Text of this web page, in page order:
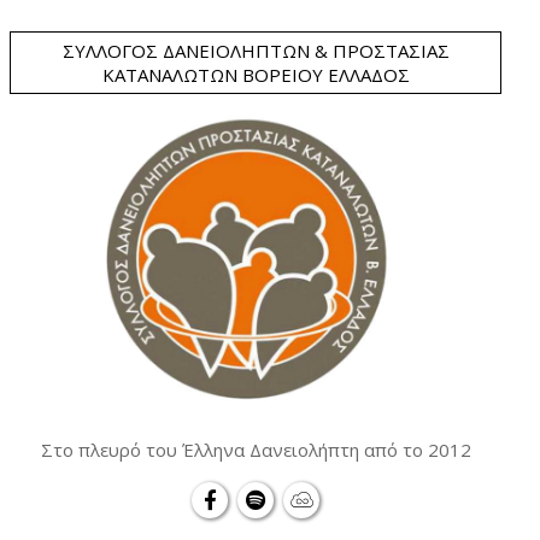
ΣΎΛΛΟΓΟΣ ΔΑΝΕΙΟΛΗΠΤΏΝ & ΠΡΟΣΤΑΣΊΑΣ
ΚΑΤΑΝΑΛΩΤΏΝ ΒΟΡΕΊΟΥ ΕΛΛΆΔΟΣ
Στο πλευρό του Έλληνα Δανειολήπτη από το 2012